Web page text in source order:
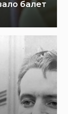
балет